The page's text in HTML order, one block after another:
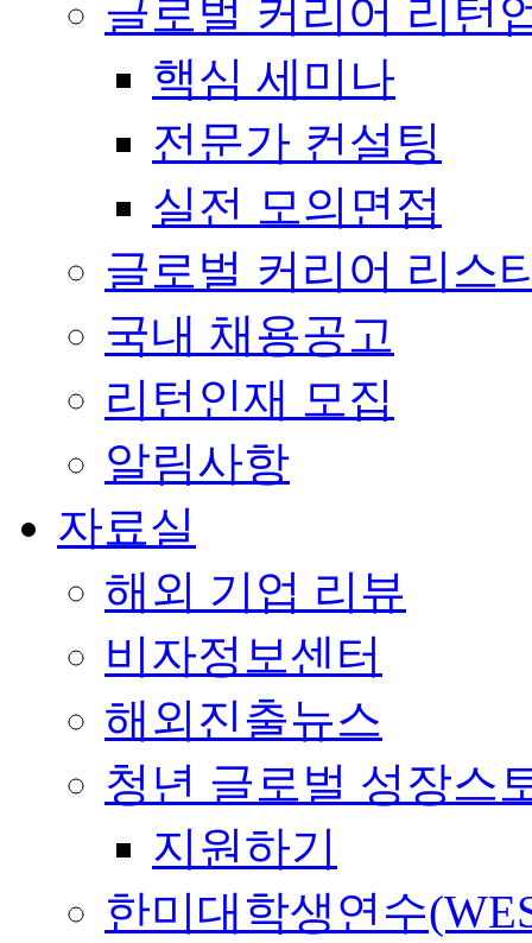
글로벌 커리어 리턴
핵심 세미나
전문가 컨설팅
실전 모의면접
글로벌 커리어 리스
국내 채용공고
리턴인재 모집
알림사항
자료실
해외 기업 리뷰
비자정보센터
해외진출뉴스
청년 글로벌 성장스
지원하기
한미대학생연수